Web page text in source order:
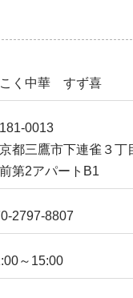
代表する一杯は老若
口いっぱいに広がり
く中華 すず喜
0013
都三鷹市下連雀３丁
第2アパートB1
2797-8807
～15:00